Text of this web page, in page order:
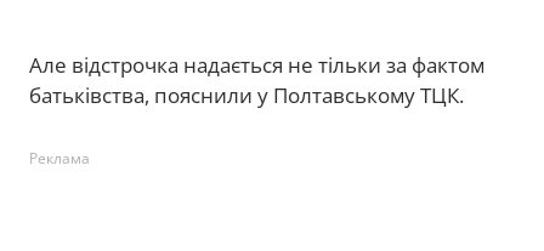
Але відстрочка надається не тільки за фактом
батьківства, пояснили у Полтавському ТЦК.
Реклама